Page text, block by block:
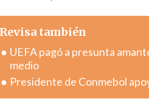
Revisa también
UEFA pagó a presunta
medio
Presidente de Conmebol